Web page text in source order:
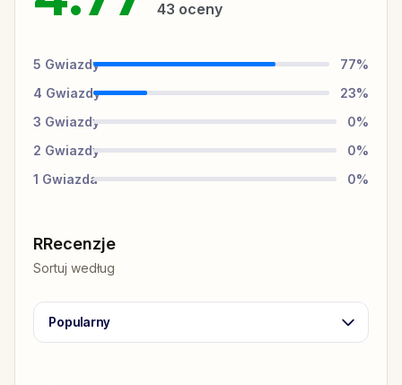
43 oceny
5 Gwiazdy 77%
4 Gwiazdy 23%
3 Gwiazdy 0%
2 Gwiazdy 0%
1 Gwiazda 0%
RRecenzje
Sortuj według
Popularny